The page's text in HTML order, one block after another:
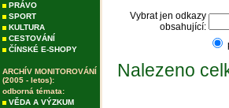
PRÁVO
SPORT
KULTURA
CESTOVÁNÍ
ČÍNSKÉ E-SHOPY
ARCHÍV MONITOROVÁNÍ
(2005 - letos):
odborná témata:
VĚDA A VÝZKUM
Vybrat jen odkazy
obsahující:
Nalezeno